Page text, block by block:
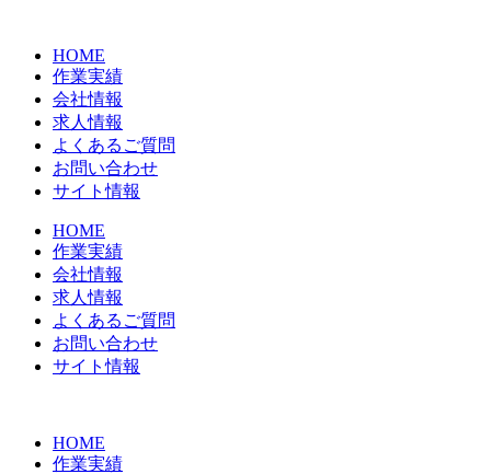
HOME
作業実績
会社情報
求人情報
よくあるご質問
お問い合わせ
サイト情報
HOME
作業実績
会社情報
求人情報
よくあるご質問
お問い合わせ
サイト情報
HOME
作業実績